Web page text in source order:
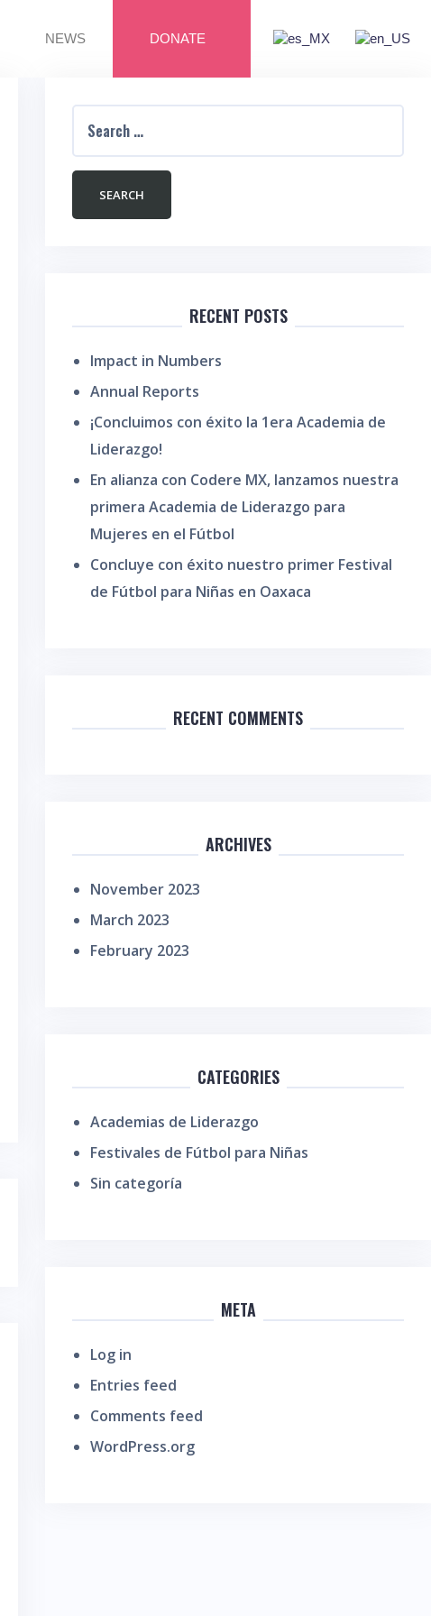
NEWS DONATE
RECENT POSTS
Impact in Numbers
Annual Reports
¡Concluimos con éxito la 1era Academia de
Liderazgo!
En alianza con Codere MX, lanzamos nuestra
primera Academia de Liderazgo para
Mujeres en el Fútbol
Concluye con éxito nuestro primer Festival
de Fútbol para Niñas en Oaxaca
RECENT COMMENTS
ARCHIVES
November 2023
March 2023
February 2023
CATEGORIES
Academias de Liderazgo
Festivales de Fútbol para Niñas
Sin categoría
META
Log in
Entries feed
Comments feed
WordPress.org